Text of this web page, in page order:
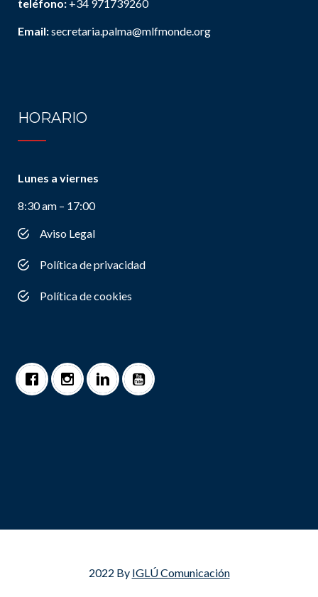
teléfono: +34 971739260
Email:secretaria.palma@mlfmonde.org
HORARIO
Lunes a viernes
8:30 am – 17:00
Aviso Legal
Política de privacidad
Política de cookies
2022 By IGLÚ Comunicación